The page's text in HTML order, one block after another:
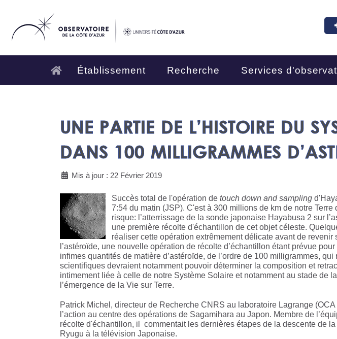
Établissement Recherche Services
UNE PARTIE DE L’HISTOIRE DU
DANS 100 MILLIGRAMMES
Mis à jour : 22 Février 2019
Succès total de l'opération de touch down and sampling
7:54 du matin (JSP). C'est à 300 millions de km de notre
risque: l’atterrissage de la sonde japonaise Hayabusa 2 sur
une première récolte d'échantillon de cet objet céleste.
réaliser cette opération extrêmement délicate avant de
l’astéroïde, une nouvelle opération de récolte d’échantillon étant prévue
infimes quantités de matière d’astéroïde, de l’ordre de 100 milligrammes,
scientifiques devraient notamment pouvoir déterminer la composition et
intimement liée à celle de notre Système Solaire et notamment au stade de
l’émergence de la Vie sur Terre.
Patrick Michel, directeur de Recherche CNRS au laboratoire Lagrange
l’action au centre des opérations de Sagamihara au Japon. Membre de
récolte d'échantillon, il commentait les dernières étapes de la descente de
Ryugu à la télévision Japonaise.